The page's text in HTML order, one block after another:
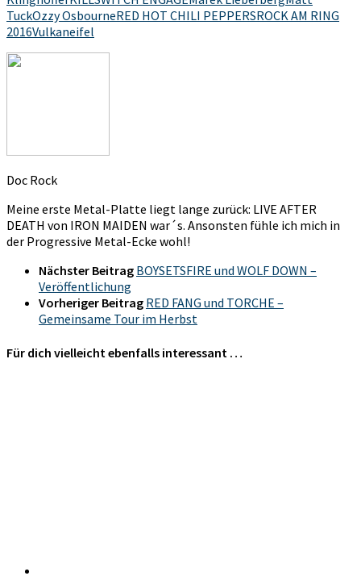
TuckOzzy OsbourneRED HOT CHILI PEPPERSROCK AM RING
2016Vulkaneifel
Doc Rock
Meine erste Metal-Platte liegt lange zurück: LIVE AFTER
DEATH von IRON MAIDEN war´s. Ansonsten fühle ich mich in
der Progressive Metal-Ecke wohl!
Nächster Beitrag BOYSETSFIRE und WOLF DOWN –
Veröffentlichung
Vorheriger Beitrag RED FANG und TORCHE –
Gemeinsame Tour im Herbst
Für dich vielleicht ebenfalls interessant …